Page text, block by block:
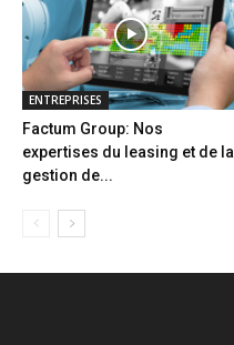
ENTREPRISES
Factum Group: Nos
expertises du leasing et de la
gestion de...